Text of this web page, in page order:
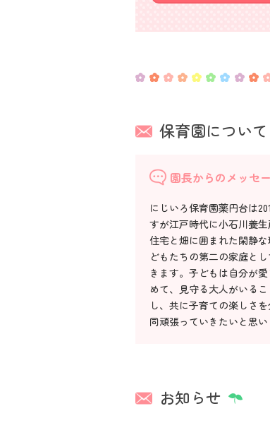
保育園について
園長からのメッセ
にじいろ保育園薬円台は
すが江戸時代に小石川養
住宅と畑に囲まれた閑静
どもたちの第二の家庭と
きます。子どもは自分が
めて、見守る大人がいる
し、共に子育ての楽しさ
同頑張っていきたいと思い
お知らせ